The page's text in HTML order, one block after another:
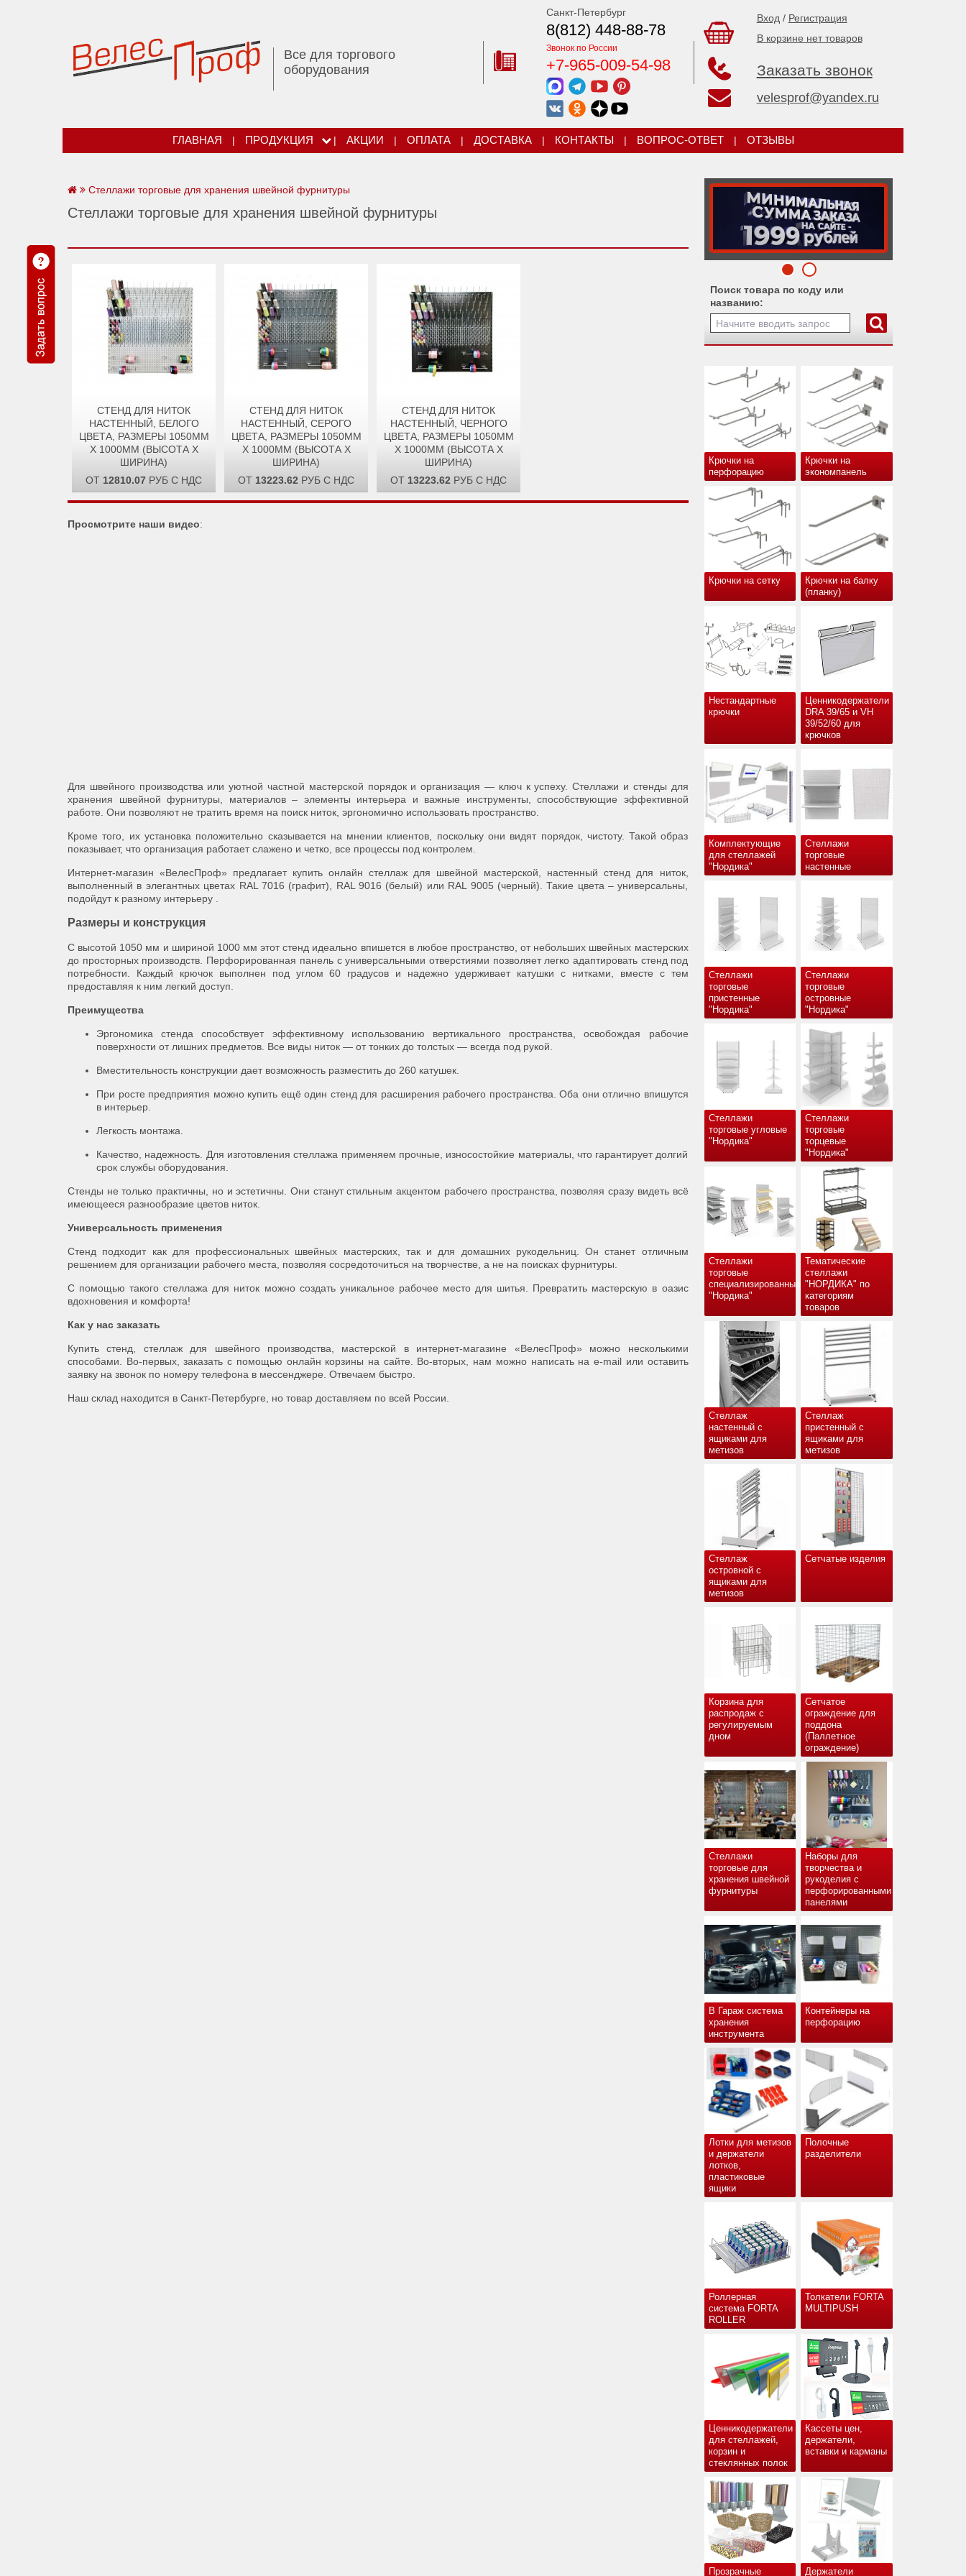
Все для торгового
оборудования
Санкт-Петербург
8(812) 448-88-78
Звонок по России
+7-965-009-54-98
Вход / Регистрация
В корзине нет товаров
Заказать звонок
velesprof@yandex.ru
ГЛАВНАЯ | ПРОДУКЦИЯ | АКЦИИ | ОПЛАТА | ДОСТАВКА | КОНТАКТЫ | ВОПРОС-ОТВЕТ | ОТЗЫВЫ
Поиск товара по коду или
названию:
Крючки на
перфорацию
Крючки на
экономпанель
Крючки на сетку
Крючки на балку
(планку)
Нестандартные
крючки
Ценникодержатели
DRA 39/65 и VH
39/52/60 для
крючков
Комплектующие
для стеллажей
"Нордика"
Стеллажи
торговые
настенные
Стеллажи
торговые
пристенные
"Нордика"
Стеллажи
торговые
островные
"Нордика"
Стеллажи
торговые угловые
"Нордика"
Стеллажи
торговые
торцевые
"Нордика"
Стеллажи
торговые
специализированные
"Нордика"
Тематические
стеллажи
"НОРДИКА" по
категориям
товаров
Стеллаж
настенный с
ящиками для
метизов
Стеллаж
пристенный с
ящиками для
метизов
Стеллаж
островной с
ящиками для
метизов
Сетчатые изделия
Корзина для
распродаж с
регулируемым
дном
Сетчатое
ограждение для
поддона
(Паллетное
ограждение)
Стеллажи
торговые для
хранения швейной
фурнитуры
Наборы для
творчества и
рукоделия с
перфорированными
панелями
В Гараж система
хранения
инструмента
Контейнеры на
перфорацию
Лотки для метизов
и держатели
лотков,
пластиковые
ящики
Полочные
разделители
Роллерная
система FORTA
ROLLER
Толкатели FORTA
MULTIPUSH
Ценникодержатели
для стеллажей,
корзин и
стеклянных полок
Кассеты цен,
держатели,
вставки и карманы
Прозрачные Держатели
Стеллажи торговые для хранения швейной фурнитуры
Стеллажи торговые для хранения швейной фурнитуры
СТЕНД ДЛЯ НИТОК
НАСТЕННЫЙ, БЕЛОГО
ЦВЕТА, РАЗМЕРЫ 1050ММ
X 1000ММ (ВЫСОТА X
ШИРИНА)
ОТ 12810.07 РУБ С НДС
СТЕНД ДЛЯ НИТОК
НАСТЕННЫЙ, СЕРОГО
ЦВЕТА, РАЗМЕРЫ 1050ММ
X 1000ММ (ВЫСОТА X
ШИРИНА)
ОТ 13223.62 РУБ С НДС
СТЕНД ДЛЯ НИТОК
НАСТЕННЫЙ, ЧЕРНОГО
ЦВЕТА, РАЗМЕРЫ 1050ММ
X 1000ММ (ВЫСОТА X
ШИРИНА)
ОТ 13223.62 РУБ С НДС
Просмотрите наши видео:
Для швейного производства или уютной частной мастерской порядок и организация — ключ к успеху. Стеллажи и стенды для
хранения швейной фурнитуры, материалов – элементы интерьера и важные инструменты, способствующие эффективной
работе. Они позволяют не тратить время на поиск ниток, эргономично использовать пространство.
Кроме того, их установка положительно сказывается на мнении клиентов, поскольку они видят порядок, чистоту. Такой образ
показывает, что организация работает слажено и четко, все процессы под контролем.
Интернет-магазин «ВелесПроф» предлагает купить онлайн стеллаж для швейной мастерской, настенный стенд для ниток,
выполненный в элегантных цветах RAL 7016 (графит), RAL 9016 (белый) или RAL 9005 (черный). Такие цвета – универсальны,
подойдут к разному интерьеру .
Размеры и конструкция
С высотой 1050 мм и шириной 1000 мм этот стенд идеально впишется в любое пространство, от небольших швейных мастерских
до просторных производств. Перфорированная панель с универсальными отверстиями позволяет легко адаптировать стенд под
потребности. Каждый крючок выполнен под углом 60 градусов и надежно удерживает катушки с нитками, вместе с тем
предоставляя к ним легкий доступ.
Преимущества
Эргономика стенда способствует эффективному использованию вертикального пространства, освобождая рабочие
поверхности от лишних предметов. Все виды ниток — от тонких до толстых — всегда под рукой.
Вместительность конструкции дает возможность разместить до 260 катушек.
При росте предприятия можно купить ещё один стенд для расширения рабочего пространства. Оба они отлично впишутся
в интерьер.
Легкость монтажа.
Качество, надежность. Для изготовления стеллажа применяем прочные, износостойкие материалы, что гарантирует долгий
срок службы оборудования.
Стенды не только практичны, но и эстетичны. Они станут стильным акцентом рабочего пространства, позволяя сразу видеть всё
имеющееся разнообразие цветов ниток.
Универсальность применения
Стенд подходит как для профессиональных швейных мастерских, так и для домашних рукодельниц. Он станет отличным
решением для организации рабочего места, позволяя сосредоточиться на творчестве, а не на поисках фурнитуры.
С помощью такого стеллажа для ниток можно создать уникальное рабочее место для шитья. Превратить мастерскую в оазис
вдохновения и комфорта!
Как у нас заказать
Купить стенд, стеллаж для швейного производства, мастерской в интернет-магазине «ВелесПроф» можно несколькими
способами. Во-первых, заказать с помощью онлайн корзины на сайте. Во-вторых, нам можно написать на e-mail или оставить
заявку на звонок по номеру телефона в мессенджере. Отвечаем быстро.
Наш склад находится в Санкт-Петербурге, но товар доставляем по всей России.